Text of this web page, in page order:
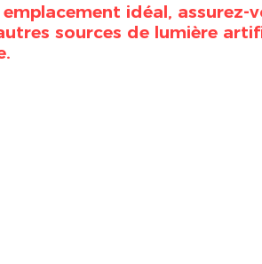
idéal, assurez-
sources de lumière